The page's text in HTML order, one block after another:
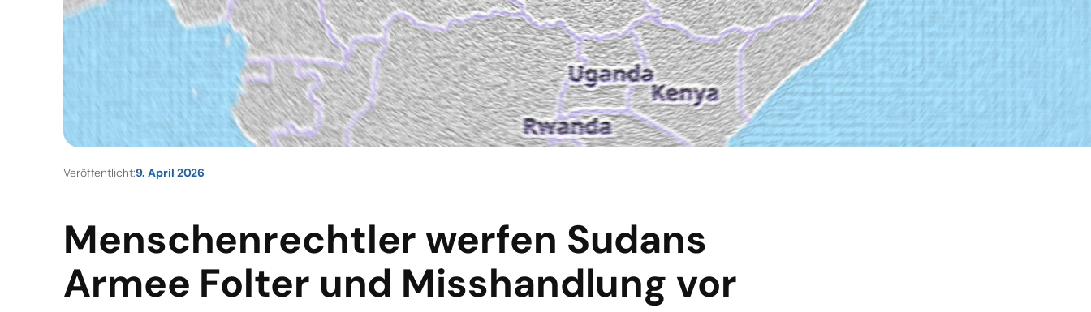
Veröffentlicht:9. April 2026
Menschenrechtler werfen Sudans
Armee Folter und Misshandlung vor